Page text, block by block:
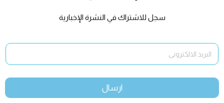
سجل للاشتراك في النشرة الإخبارية
ارسال